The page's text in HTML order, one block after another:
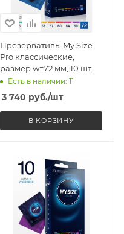
Презервативы My Size
Pro классические,
размер w=72 мм, 10 шт.
Есть в наличии: 11
3 740 руб./шт
В КОРЗИНУ